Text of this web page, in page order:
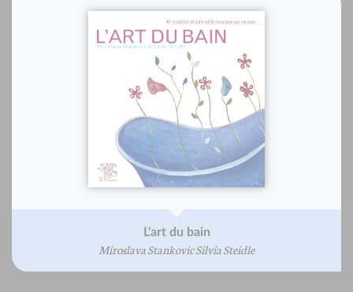
L'art du bain
Miroslava Stankovic Silvia Steidle